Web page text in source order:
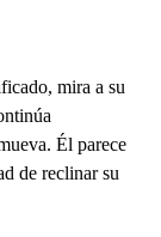
mira a su
Él parece
de reclinar su